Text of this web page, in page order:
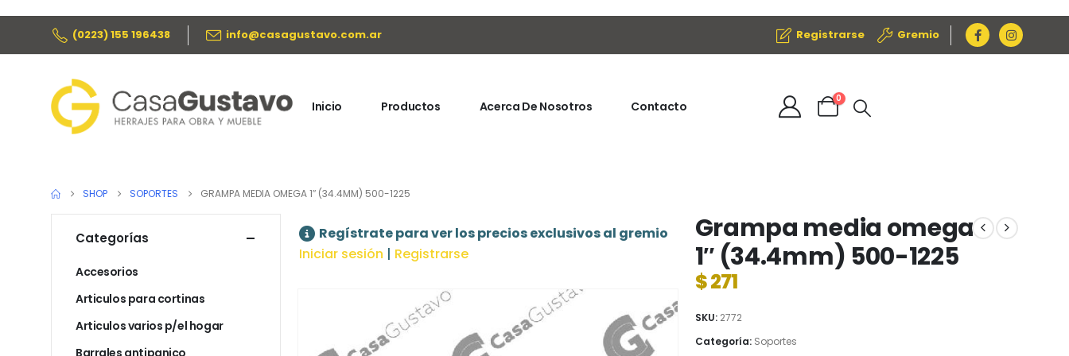
(0223) 155 196438 info@casagustavo.com.ar Registrarse Gremio
Inicio Productos Acerca De Nosotros Contacto
0
SHOP SOPORTES GRAMPA MEDIA OMEGA 1″ (34.4MM) 500-1225
Regístrate para ver los precios exclusivos al gremio
Iniciar sesión | Registrarse
Grampa media omega
1″ (34.4mm) 500-1225
$271
SKU: 2772
Categoría: Soportes
Categorías
Accesorios
Articulos para cortinas
Articulos varios p/el hogar
Barrales antipanico